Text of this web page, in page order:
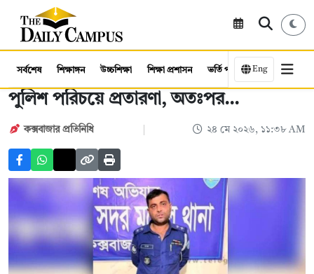
সর্বশেষ শিক্ষাঙ্গন উচ্চশিক্ষা শিক্ষা প্রশাসন ভর্তি পরীক্ষা কর্মসংস্থান
Eng
পুলিশ পরিচয়ে প্রতারণা, অতঃপর...
কক্সবাজার প্রতিনিধি ২৪ মে ২০২৬, ১১:৩৮ AM